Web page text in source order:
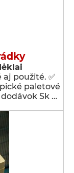
použité. ✅
paletové
Sk …